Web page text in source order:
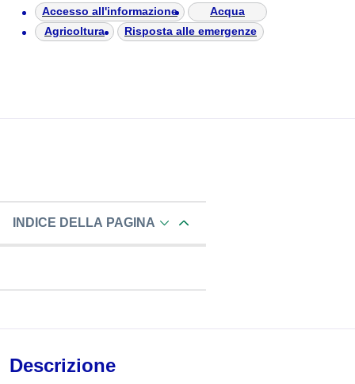
Accesso all'informazione
Acqua
Agricoltura
Risposta alle emergenze
INDICE DELLA PAGINA
Descrizione